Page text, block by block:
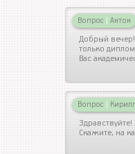
Вопрос | Антон
Добрый
только
Вас
Вопрос | Кирилл
Скажите, на